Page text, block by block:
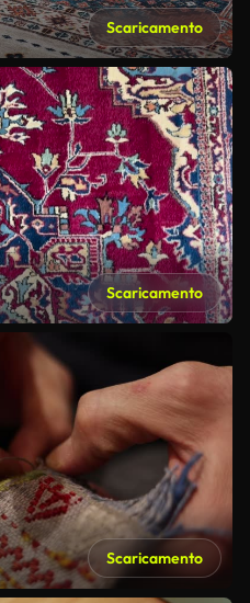
Scaricamento
Scaricamento
Scaricamento